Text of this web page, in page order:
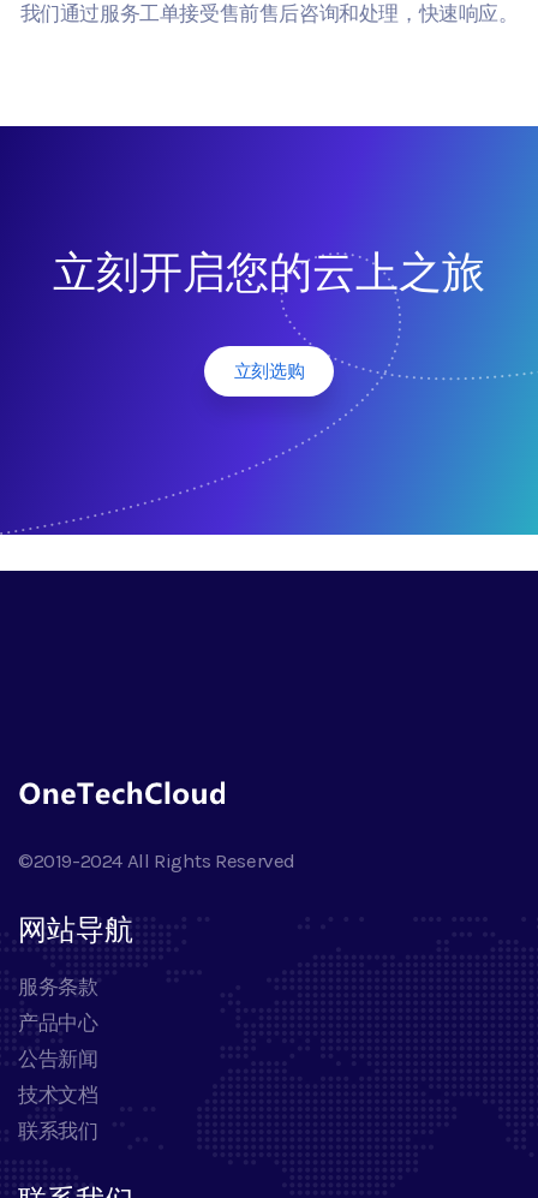
我们通过服务工单接受售前售后咨询和处理，快速响应。
立刻开启您的云上之旅
立刻选购
©2019-2024 All Rights Reserved
网站导航
服务条款
产品中心
公告新闻
技术文档
联系我们